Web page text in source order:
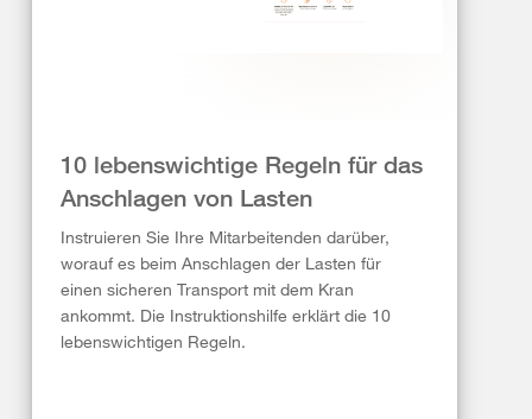
10 lebenswichtige Regeln für das
Anschlagen von Lasten
Instruieren Sie Ihre Mitarbeitenden darüber,
worauf es beim Anschlagen der Lasten für
einen sicheren Transport mit dem Kran
ankommt. Die Instruktionshilfe erklärt die 10
lebenswichtigen Regeln.